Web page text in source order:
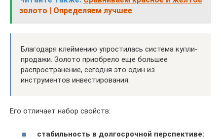
золото | Определяем лучшее
Благодаря клеймению упростилась система купли-
продажи. Золото приобрело еще большее
распространение, сегодня это один из
инструментов инвестирования.
Его отличает набор свойств:
стабильность в долгосрочной перспективе: